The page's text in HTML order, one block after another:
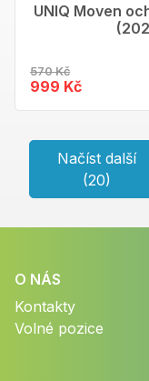
UNIQ Moven
570 Kč
999 Kč
Načíst další
(20)
O NÁS
Kontakty
Volné pozice